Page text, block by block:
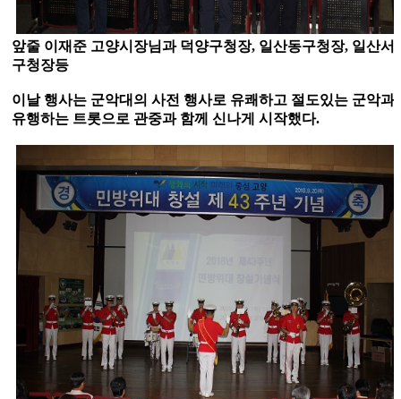
앞줄 이재준 고양시장님과 덕양구청장, 일산동구청장, 일산서
구청장등
이날 행사는 군악대의 사전 행사로 유쾌하고 절도있는 군악과
유행하는 트롯으로 관중과 함께 신나게 시작했다.